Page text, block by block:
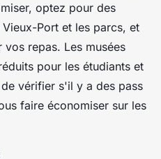
optez pour des
Port et les parcs, et
repas. Les musées
pour les étudiants et
vérifier s'il y a des pass
faire économiser sur les